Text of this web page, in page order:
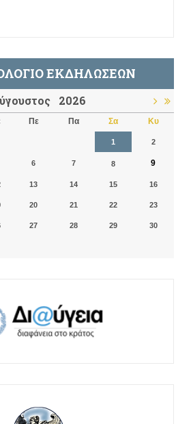
ΕΚΔΗΛΏΣΕΩΝ
2026
Πε Πα Σα Κυ
1 2
6 7 8 9
13 14 15 16
20 21 22 23
27 28 29 30